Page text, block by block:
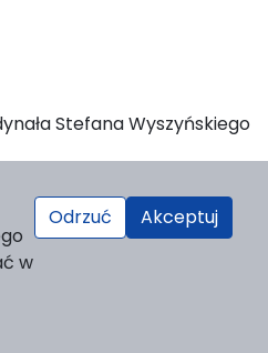
Stefana Wyszyńskiego
PKP
w
Odrzuć Akceptuj